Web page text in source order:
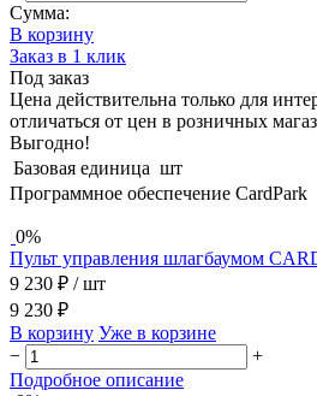
Сумма:
В корзину
Заказ в 1 клик
Под заказ
Цена действительна только для
отличаться от цен в розничных
Выгодно!
Базовая единица шт
Программное обеспечение CardPark
0%
Пульт управления шлагбаумом
9 230 ₽ / шт
9 230 ₽
В корзину Уже в корзине
−
+
Подробное описание